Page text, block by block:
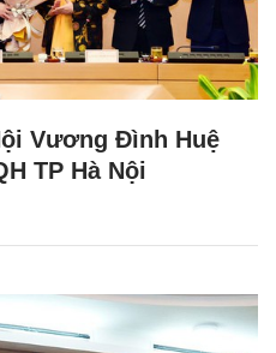
Vương Đình Huệ
TP Hà Nội